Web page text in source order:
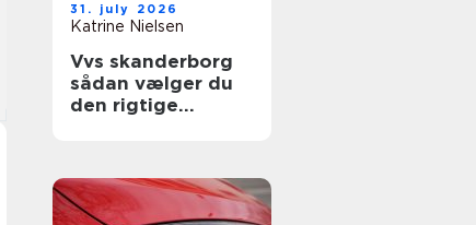
31. july 2026
Katrine Nielsen
Vvs skanderborg
sådan vælger du
den rigtige